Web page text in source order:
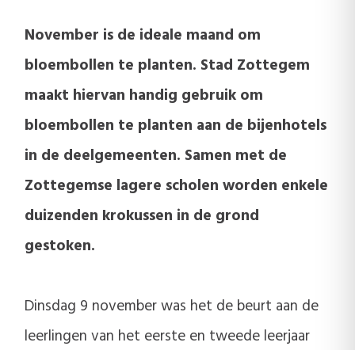
November is de ideale maand om
bloembollen te planten. Stad Zottegem
maakt hiervan handig gebruik om
bloembollen te planten aan de bijenhotels
in de deelgemeenten. Samen met de
Zottegemse lagere scholen worden enkele
duizenden krokussen in de grond
gestoken.
Dinsdag 9 november was het de beurt aan de
leerlingen van het eerste en tweede leerjaar